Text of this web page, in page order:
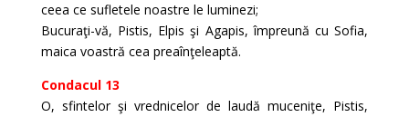
ceea ce sufletele noastre le luminezi;
Bucuraţi-vă, Pistis, Elpis şi Agapis, împreună cu Sofia,
maica voastră cea preaînţeleaptă.
Condacul 13
O, sfintelor şi vrednicelor de laudă muceniţe, Pistis,